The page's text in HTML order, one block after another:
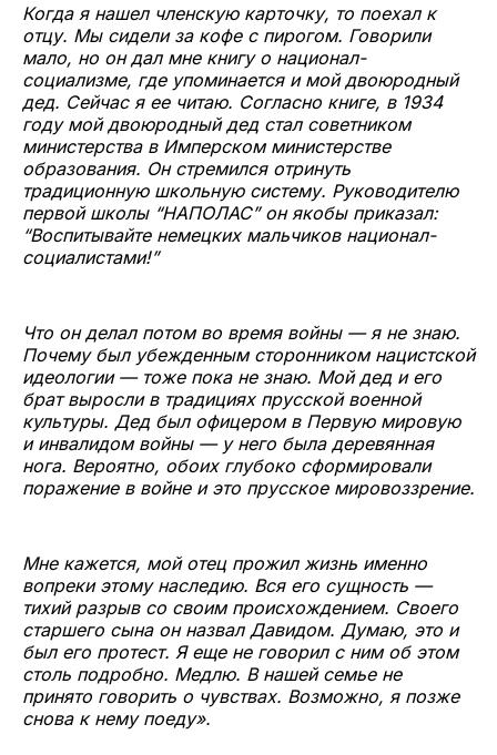
Когда я нашел членскую карточку, то поехал к
отцу. Мы сидели за кофе с пирогом. Говорили
мало, но он дал мне книгу о национал-
социализме, где упоминается и мой двоюродный
дед. Сейчас я ее читаю. Согласно книге, в 1934
году мой двоюродный дед стал советником
министерства в Имперском министерстве
образования. Он стремился отринуть
традиционную школьную систему. Руководителю
первой школы “НАПОЛАС” он якобы приказал:
“Воспитывайте немецких мальчиков национал-
социалистами!”
Что он делал потом во время войны — я не знаю.
Почему был убежденным сторонником нацистской
идеологии — тоже пока не знаю. Мой дед и его
брат выросли в традициях прусской военной
культуры. Дед был офицером в Первую мировую
и инвалидом войны — у него была деревянная
нога. Вероятно, обоих глубоко сформировали
поражение в войне и это прусское мировоззрение.
Мне кажется, мой отец прожил жизнь именно
вопреки этому наследию. Вся его сущность —
тихий разрыв со своим происхождением. Своего
старшего сына он назвал Давидом. Думаю, это и
был его протест. Я еще не говорил с ним об этом
столь подробно. Медлю. В нашей семье не
принято говорить о чувствах. Возможно, я позже
снова к нему поеду».